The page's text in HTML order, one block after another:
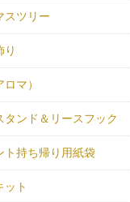
スツリー
り
マ）
タンド＆リースフック
ト持ち帰り用紙袋
ット